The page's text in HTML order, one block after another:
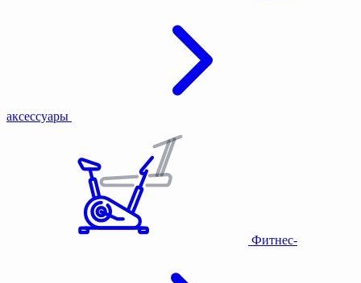
аксессуары
Фитнес-